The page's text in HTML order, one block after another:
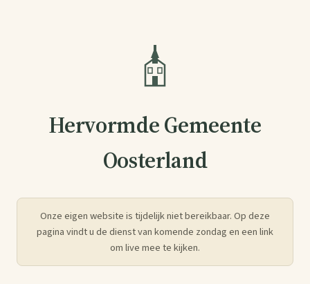
Hervormde Gemeente
Oosterland
Onze eigen website is tijdelijk niet bereikbaar. Op deze
pagina vindt u de dienst van komende zondag en een link
om live mee te kijken.